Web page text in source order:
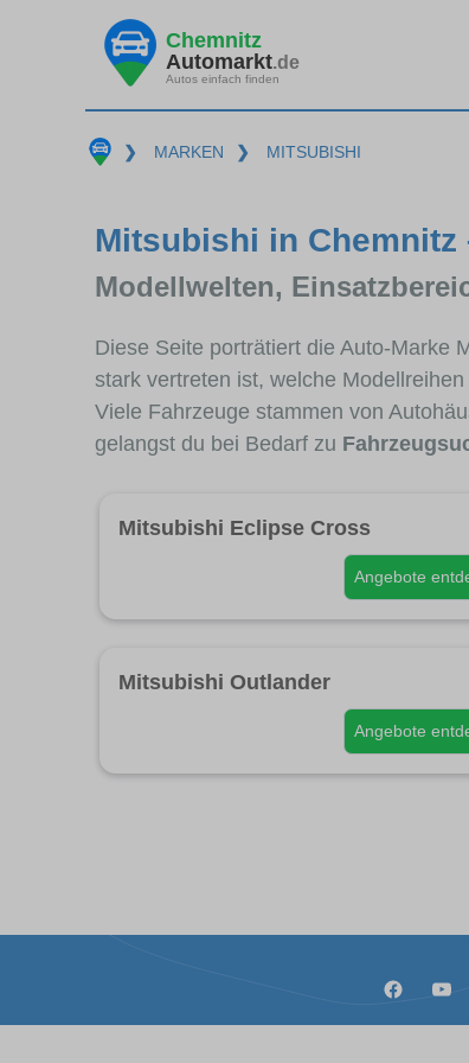
Chemnitz
Automarkt.de
Autos einfach finden
❯ MARKEN ❯ MITSUBISHI
Mitsubishi in
Modellwelten,
Diese Seite porträtiert die Auto-Marke
stark vertreten ist, welche
Viele Fahrzeuge stammen von
gelangst du bei Bedarf zu
Mitsubishi Eclipse Cross
Angebote
Mitsubishi Outlander
Angebote